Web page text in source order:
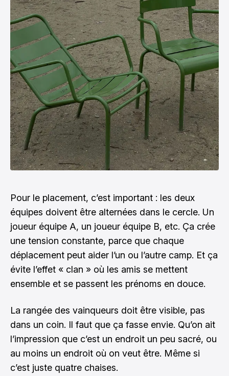
Pour le placement, c’est important : les deux
équipes doivent être alternées dans le cercle. Un
joueur équipe A, un joueur équipe B, etc. Ça crée
une tension constante, parce que chaque
déplacement peut aider l’un ou l’autre camp. Et ça
évite l’effet « clan » où les amis se mettent
ensemble et se passent les prénoms en douce.
La rangée des vainqueurs doit être visible, pas
dans un coin. Il faut que ça fasse envie. Qu’on ait
l’impression que c’est un endroit un peu sacré, ou
au moins un endroit où on veut être. Même si
c’est juste quatre chaises.